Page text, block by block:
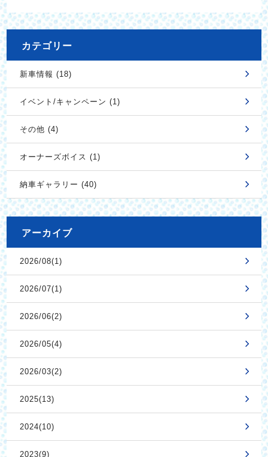
カテゴリー
新車情報 (18)
イベント/キャンペーン (1)
その他 (4)
オーナーズボイス (1)
納車ギャラリー (40)
アーカイブ
2026/08(1)
2026/07(1)
2026/06(2)
2026/05(4)
2026/03(2)
2025(13)
2024(10)
2023(9)